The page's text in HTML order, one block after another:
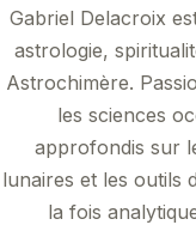
Gabriel Delacroix
astrologie,
Astrochimère.
les sciences
approfondis sur
lunaires et les outils
la fois